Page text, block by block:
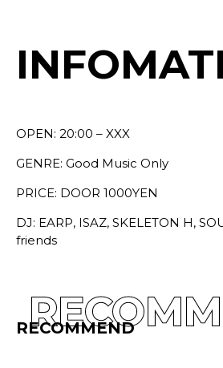
OPEN: 20:00 – XXX
GENRE: Good Music Only
PRICE: DOOR 1000YEN
DJ: EARP, ISAZ, SKELETON H,
friends
RECOMMEND